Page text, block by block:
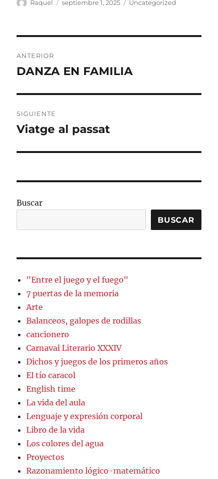
Autor
Raquel
Publicado
septiembre 1, 2025 Categorías
Uncategorized
de
ANTERIOR
Entrada
DANZA EN FAMILIA
SIGUIENTE
Entrada
Viatge al passat
Buscar
BUSCAR
"Entre el juego y el fuego"
7 puertas de la memoria
Arte
Balanceos, galopes de rodillas
cancionero
Carnaval Literario XXXIV
Dichos y juegos de los primeros años
El tío caracol
English time
La vida del aula
Lenguaje y expresión corporal
Libro de la vida
Los colores del agua
Proyectos
Razonamiento lógico-matemático